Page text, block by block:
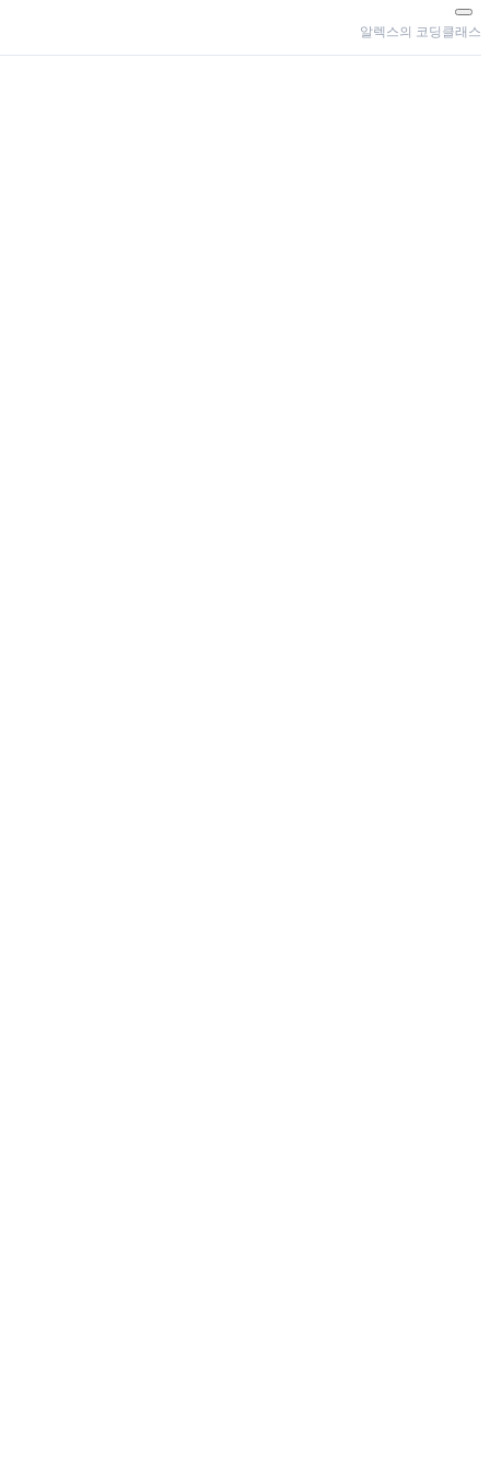
알렉스의 코딩클래스